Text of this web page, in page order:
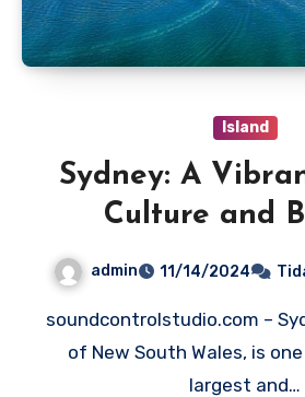
Island
Sydney: A
Culture and
admin 11/14/2024
soundcontrolstudio.com – Sydney, the capital
of New South Wales, is
largest and…